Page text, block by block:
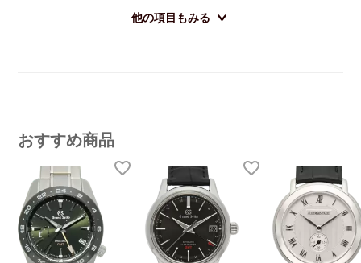
他の項目もみる
おすすめ商品